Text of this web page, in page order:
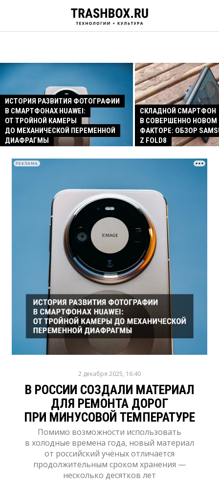
ИСТОРИЯ РАЗВИТИЯ ФОТОГРАФИИ
В СМАРТФОНАХ HUAWEI:
ОТ ТРОЙНОЙ КАМЕРЫ
ДО МЕХАНИЧЕСКОЙ ПЕРЕМЕННОЙ
ДИАФРАГМЫ
СКЛАДНОЙ СМАРТФОН
В СОВЕРШЕННО
ФАКТОРЕ: ОБЗОР
Z FOLD8
РЕКЛАМА
2 декабря 2025, 16:40
В РОССИИ СОЗДАЛИ МАТЕРИАЛ
ДЛЯ РЕМОНТА ДОРОГ
ПРИ МИНУСОВОЙ ТЕМПЕРАТУРЕ
Помимо возможности использовать
в холодные времена года, новый материал
от российский учёных отличается
продолжительным сроком хранения —
несколько десятков лет